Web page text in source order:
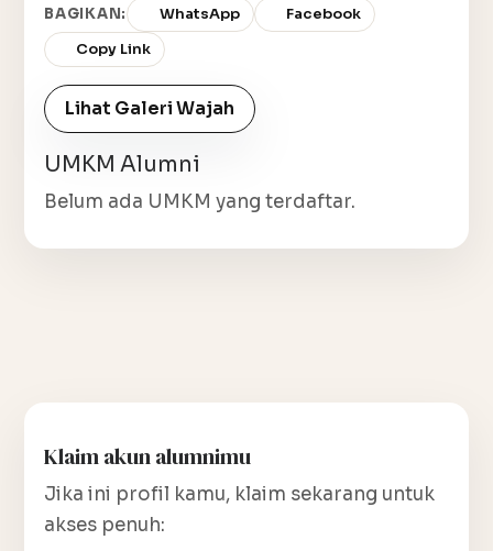
BAGIKAN: WhatsApp
Facebook
Copy Link
Lihat Galeri Wajah
UMKM Alumni
Belum ada UMKM yang terdaftar.
Klaim akun alumnimu
Jika ini profil kamu, klaim sekarang untuk
akses penuh: